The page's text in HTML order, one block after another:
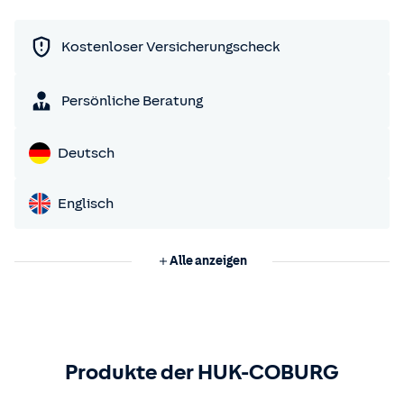
Kostenloser Versicherungscheck
Persönliche Beratung
Deutsch
Englisch
Alle anzeigen
Produkte der HUK-COBURG